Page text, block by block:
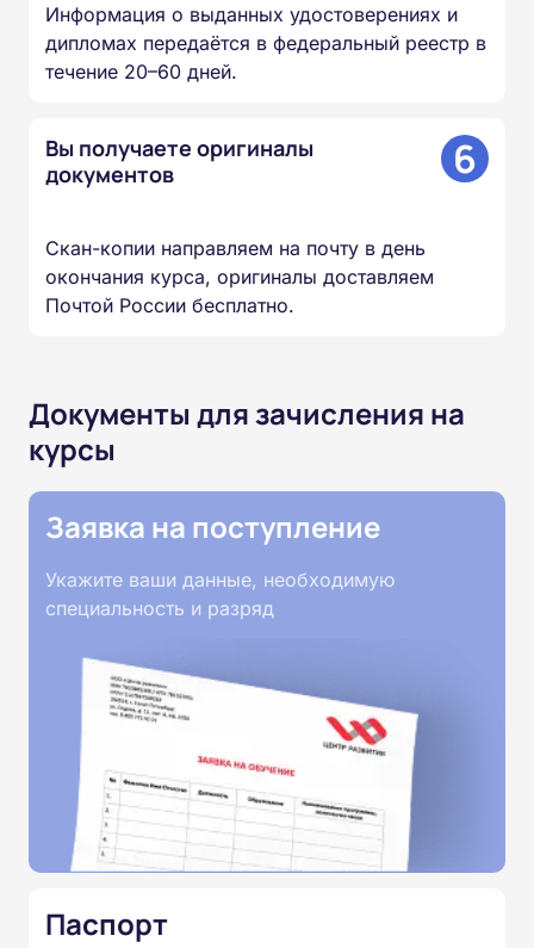
Информация о выданных удостоверениях и
дипломах передаётся в федеральный реестр в
течение 20–60 дней.
Вы получаете оригиналы
документов
6
Скан-копии направляем на почту в день
окончания курса, оригиналы доставляем
Почтой России бесплатно.
Документы для зачисления на
курсы
Заявка на поступление
Укажите ваши данные, необходимую
специальность и разряд
Паспорт